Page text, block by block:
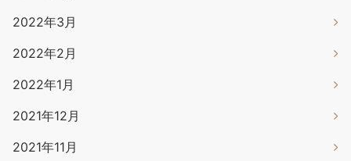
2022年3月
2022年2月
2022年1月
2021年12月
2021年11月